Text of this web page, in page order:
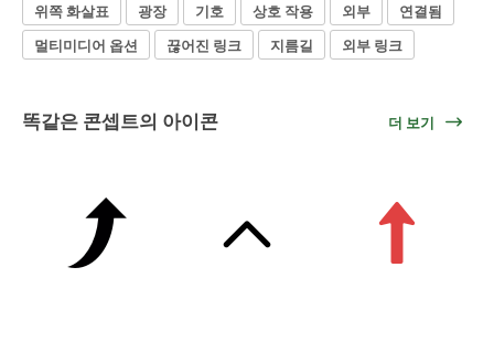
위쪽 화살표 광장 기호 상호 작용 외부
연결됨
멀티미디어 옵션
끊어진 링크 지름길 외부 링크
똑같은 콘셉트의 아이콘 더 보기